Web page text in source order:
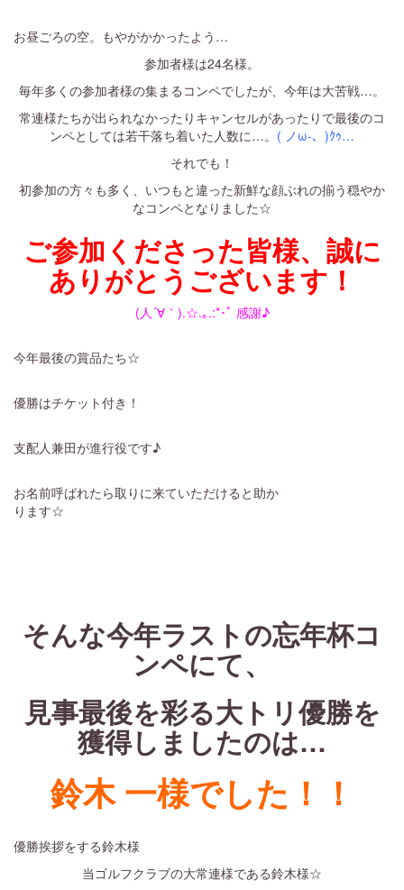
お昼ごろの空。もやがかかったよう…
参加者様は24名様。
毎年多くの参加者様の集まるコンペでしたが、今年は大苦戦…。
常連様たちが出られなかったりキャンセルがあったりで最後のコ
ンペとしては若干落ち着いた人数に…。 ( ノω-、)ｸｩ…
それでも！
初参加の方々も多く、いつもと違った新鮮な顔ぶれの揃う穏やか
なコンペとなりました☆
ご参加くださった皆様、誠に
ありがとうございます！
(人´∀｀).☆.｡.:*･ﾟ 感謝♪
今年最後の賞品たち☆
優勝はチケット付き！
支配人兼田が進行役です♪
お名前呼ばれたら取りに来ていただけると助か
ります☆
そんな今年ラストの忘年杯コ
ンペにて、
見事最後を彩る大トリ優勝を
獲得しましたのは…
鈴木 一様でした！！
優勝挨拶をする鈴木様
当ゴルフクラブの大常連様である鈴木様☆